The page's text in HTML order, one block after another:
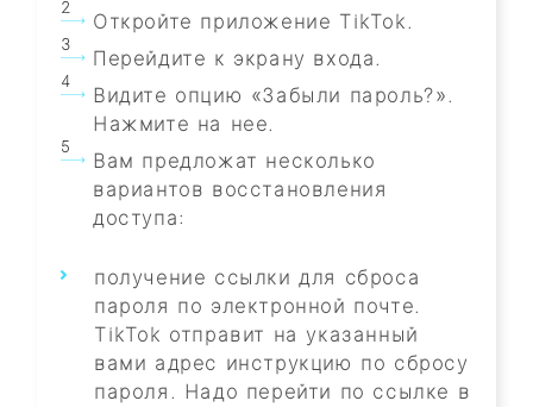
Откройте приложение TikTok.
Перейдите к экрану входа.
Видите опцию «Забыли пароль?».
Нажмите на нее.
Вам предложат несколько
вариантов восстановления
доступа:
получение ссылки для сброса
пароля по электронной почте.
TikTok отправит на указанный
вами адрес инструкцию по сбросу
пароля. Надо перейти по ссылке в